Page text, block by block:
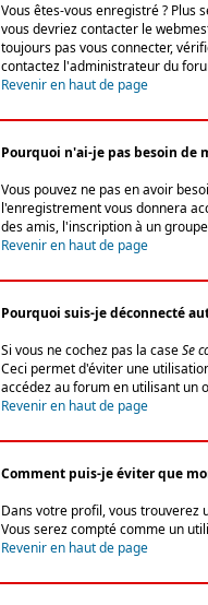
Vous êtes-vous enregistré ? Plus
vous devriez contacter le
toujours pas vous connecter,
contactez l'administrateur du
Revenir en haut de page
Pourquoi n'ai-je pas besoin de
Vous pouvez ne pas en avoir
l'enregistrement vous donnera
des amis, l'inscription à un
Revenir en haut de page
Pourquoi suis-je déconnecté
Si vous ne cochez pas la caseSe
Ceci permet d'éviter une
accédez au forum en utilisant un
Revenir en haut de page
Comment puis-je éviter que
Dans votre profil, vous trouverez
Vous serez compté comme un
Revenir en haut de page